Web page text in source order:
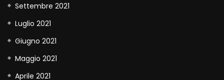
Settembre 2021
Luglio 2021
Giugno 2021
Maggio 2021
Aprile 2021